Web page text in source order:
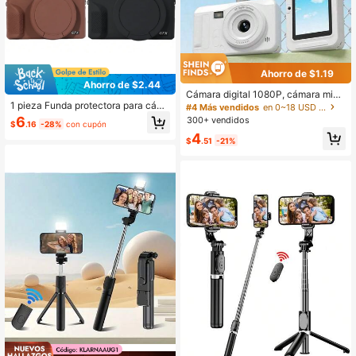
Ahorro de $2.44
1 pieza Funda protectora para cám
ara digital G7 X Mark III, cubierta de
silicona para cámara, bolsa para cá
$6.16 -28% con cupón
Ahorro de $1.19
Cámara digital 1080P, cámara mini
CCD de estilo retro para principiant
es, alta definición y alta resolución
tes y viajeros
#4 Más vendidos
en 0~18 USD Cámara
300+ vendidos
$4.51 -21%